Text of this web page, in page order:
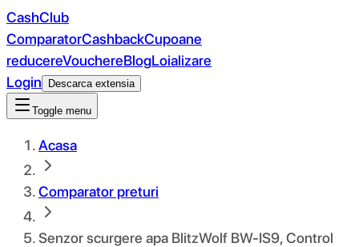
CashClub
ComparatorCashbackCupoane
reducereVouchereBlogLoializare
Login
Descarca extensia
Toggle menu
Acasa
Comparator preturi
Senzor scurgere apa BlitzWolf BW-IS9, Control